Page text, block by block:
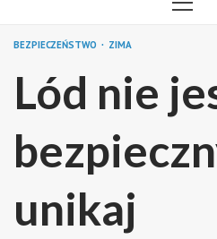
BEZPIECZEŃSTWO ZIMA
Lód nie
unikaj